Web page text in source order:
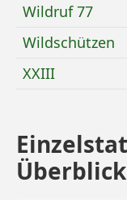
Mehr Details zu
Wildruf 77
Mehr Details zu
Wildschützen
Mehr Details zu
XXIII